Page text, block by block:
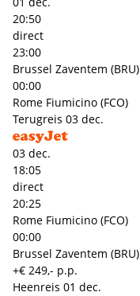
20:50
direct
23:00
Brussel Zaventem (BRU)
00:00
Rome Fiumicino (FCO)
Terugreis 03 dec.
03 dec.
18:05
direct
20:25
Rome Fiumicino (FCO)
00:00
Brussel Zaventem (BRU)
+€ 249,- p.p.
Heenreis 01 dec.